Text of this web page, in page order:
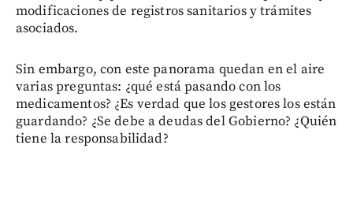
modificaciones de registros sanitarios y trámites
asociados.
Sin embargo, con este panorama quedan en el aire
varias preguntas: ¿qué está pasando con los
medicamentos? ¿Es verdad que los gestores los están
guardando? ¿Se debe a deudas del Gobierno? ¿Quién
tiene la responsabilidad?